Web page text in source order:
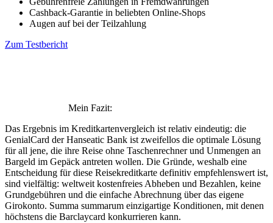
Cashback-Garantie in beliebten Online-Shops
Augen auf bei der Teilzahlung
Zum Testbericht
Mein Fazit:
Das Ergebnis im Kreditkartenvergleich ist relativ eindeutig: die
GenialCard der Hanseatic Bank ist zweifellos die optimale Lösung
für all jene, die ihre Reise ohne Taschenrechner und Unmengen an
Bargeld im Gepäck antreten wollen. Die Gründe, weshalb eine
Entscheidung für diese Reisekreditkarte definitiv empfehlenswert ist,
sind vielfältig: weltweit kostenfreies Abheben und Bezahlen, keine
Grundgebühren und die einfache Abrechnung über das eigene
Girokonto. Summa summarum einzigartige Konditionen, mit denen
höchstens die Barclaycard konkurrieren kann.